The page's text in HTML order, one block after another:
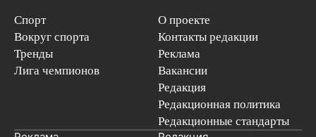
Спорт
Вокруг спорта
Тренды
Лига чемпионов
О проекте
Контакты редакции
Реклама
Вакансии
Редакция
Редакционная политика
Редакционные стандарты